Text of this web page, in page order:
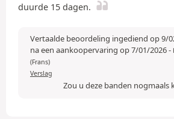
duurde 15 dagen.
Vertaalde beoordeling ingediend op 9/
na een aankoopervaring op 7/01/2026-
(Frans)
Verslag
Zou u deze banden nogmaals